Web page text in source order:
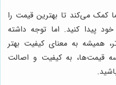
کمک می‌کند تا بهترین قیمت را
پیدا کنید. اما توجه داشته
همیشه به معنای کیفیت بهتر
قیمت‌ها، به کیفیت و اصالت